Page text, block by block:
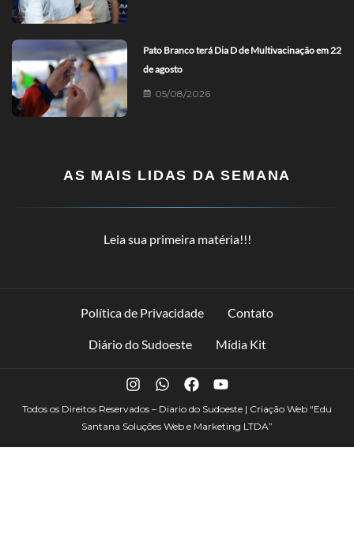
Pato Branco terá Dia D de Multivacinação em 22
de agosto
05/08/2026
AS MAIS LIDAS DA SEMANA
Leia sua primeira matéria!!!
Política de Privacidade Contato
Diário do Sudoeste Mídia Kit
Todos os Direitos Reservados – Diario do Sudoeste | Criação Web “Edu
Santana Soluções Web e Marketing LTDA”